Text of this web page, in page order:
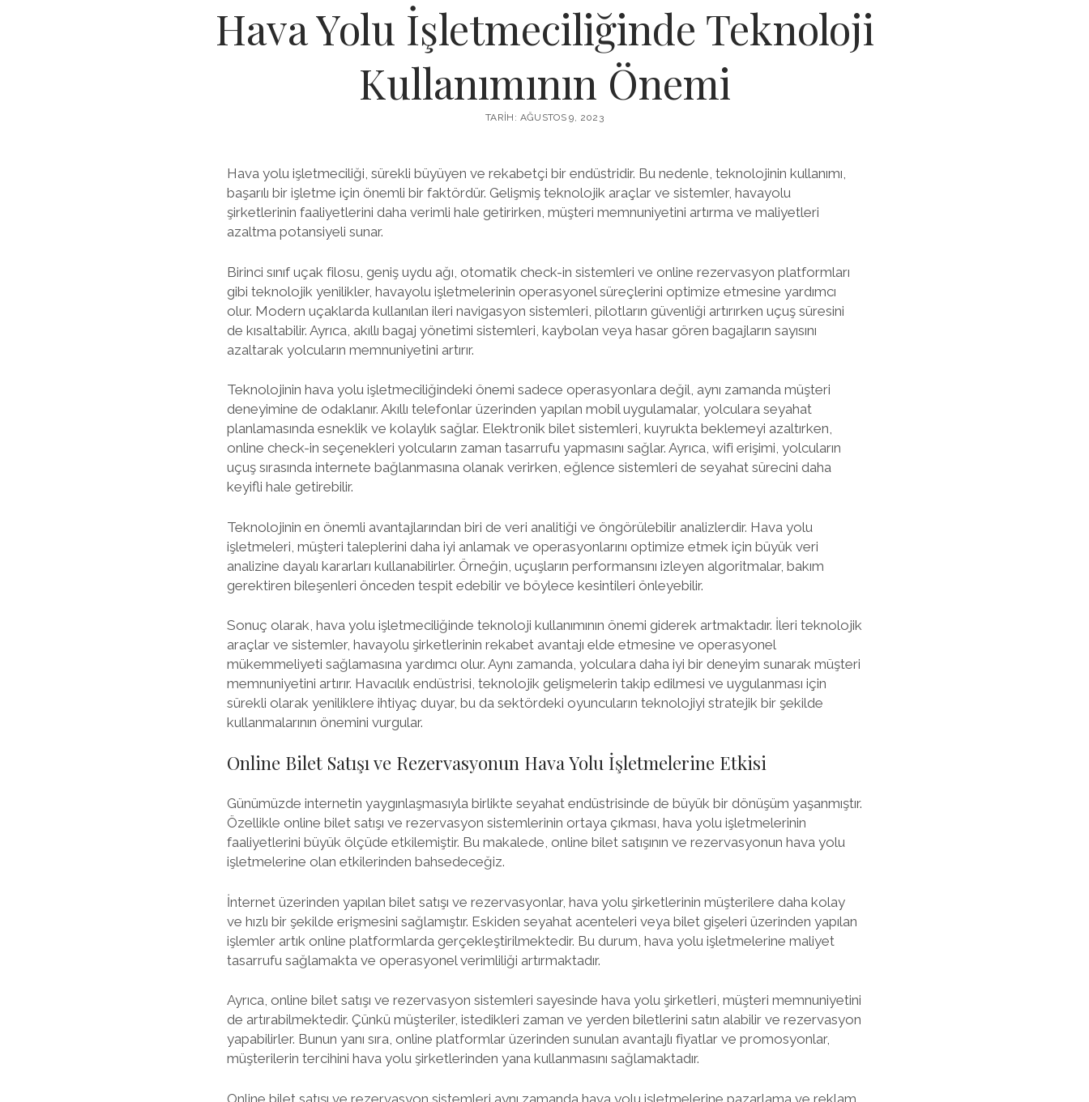
Hava Yolu İşletmeciliğinde Teknoloji
Kullanımının Önemi
TARIH: AĞUSTOS 9, 2023
Hava yolu işletmeciliği, sürekli büyüyen ve rekabetçi bir endüstridir. Bu nedenle, teknolojinin kullanımı,
başarılı bir işletme için önemli bir faktördür. Gelişmiş teknolojik araçlar ve sistemler, havayolu
şirketlerinin faaliyetlerini daha verimli hale getirirken, müşteri memnuniyetini artırma ve maliyetleri
azaltma potansiyeli sunar.
Birinci sınıf uçak filosu, geniş uydu ağı, otomatik check-in sistemleri ve online rezervasyon platformları
gibi teknolojik yenilikler, havayolu işletmelerinin operasyonel süreçlerini optimize etmesine yardımcı
olur. Modern uçaklarda kullanılan ileri navigasyon sistemleri, pilotların güvenliği artırırken uçuş süresini
de kısaltabilir. Ayrıca, akıllı bagaj yönetimi sistemleri, kaybolan veya hasar gören bagajların sayısını
azaltarak yolcuların memnuniyetini artırır.
Teknolojinin hava yolu işletmeciliğindeki önemi sadece operasyonlara değil, aynı zamanda müşteri
deneyimine de odaklanır. Akıllı telefonlar üzerinden yapılan mobil uygulamalar, yolculara seyahat
planlamasında esneklik ve kolaylık sağlar. Elektronik bilet sistemleri, kuyrukta beklemeyi azaltırken,
online check-in seçenekleri yolcuların zaman tasarrufu yapmasını sağlar. Ayrıca, wifi erişimi, yolcuların
uçuş sırasında internete bağlanmasına olanak verirken, eğlence sistemleri de seyahat sürecini daha
keyifli hale getirebilir.
Teknolojinin en önemli avantajlarından biri de veri analitiği ve öngörülebilir analizlerdir. Hava yolu
işletmeleri, müşteri taleplerini daha iyi anlamak ve operasyonlarını optimize etmek için büyük veri
analizine dayalı kararları kullanabilirler. Örneğin, uçuşların performansını izleyen algoritmalar, bakım
gerektiren bileşenleri önceden tespit edebilir ve böylece kesintileri önleyebilir.
Sonuç olarak, hava yolu işletmeciliğinde teknoloji kullanımının önemi giderek artmaktadır. İleri teknolojik
araçlar ve sistemler, havayolu şirketlerinin rekabet avantajı elde etmesine ve operasyonel
mükemmeliyeti sağlamasına yardımcı olur. Aynı zamanda, yolculara daha iyi bir deneyim sunarak müşteri
memnuniyetini artırır. Havacılık endüstrisi, teknolojik gelişmelerin takip edilmesi ve uygulanması için
sürekli olarak yeniliklere ihtiyaç duyar, bu da sektördeki oyuncuların teknolojiyi stratejik bir şekilde
kullanmalarının önemini vurgular.
Online Bilet Satışı ve Rezervasyonun Hava Yolu İşletmelerine Etkisi
Günümüzde internetin yaygınlaşmasıyla birlikte seyahat endüstrisinde de büyük bir dönüşüm yaşanmıştır.
Özellikle online bilet satışı ve rezervasyon sistemlerinin ortaya çıkması, hava yolu işletmelerinin
faaliyetlerini büyük ölçüde etkilemiştir. Bu makalede, online bilet satışının ve rezervasyonun hava yolu
işletmelerine olan etkilerinden bahsedeceğiz.
İnternet üzerinden yapılan bilet satışı ve rezervasyonlar, hava yolu şirketlerinin müşterilere daha kolay
ve hızlı bir şekilde erişmesini sağlamıştır. Eskiden seyahat acenteleri veya bilet gişeleri üzerinden yapılan
işlemler artık online platformlarda gerçekleştirilmektedir. Bu durum, hava yolu işletmelerine maliyet
tasarrufu sağlamakta ve operasyonel verimliliği artırmaktadır.
Ayrıca, online bilet satışı ve rezervasyon sistemleri sayesinde hava yolu şirketleri, müşteri memnuniyetini
de artırabilmektedir. Çünkü müşteriler, istedikleri zaman ve yerden biletlerini satın alabilir ve rezervasyon
yapabilirler. Bunun yanı sıra, online platformlar üzerinden sunulan avantajlı fiyatlar ve promosyonlar,
müşterilerin tercihini hava yolu şirketlerinden yana kullanmasını sağlamaktadır.
Online bilet satışı ve rezervasyon sistemleri aynı zamanda hava yolu işletmelerine pazarlama ve reklam